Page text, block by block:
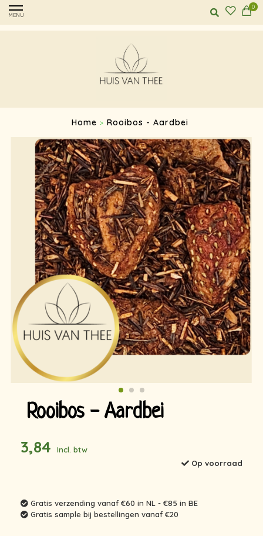
MENU
0
Home > Rooibos - Aardbei
Rooibos - Aardbei
3,84
Incl. btw
Op voorraad
Gratis verzending vanaf €60 in NL - €85 in BE
Gratis sample bij bestellingen vanaf €20